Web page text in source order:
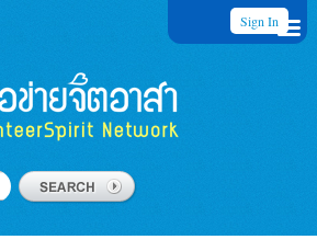
Sign In